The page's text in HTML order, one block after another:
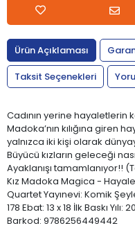
Ürün Açıklaması
Taksit Seçenekleri
Cadının yerine
Madoka’nın kılığına giren
yalnızca iki kişi olarak
Büyücü kızların geleceği
Ayaklanışı tamamlanıyor!!
Kız Madoka Magica -
Quartet Yayınevi: Komik
178 Ebat: 13 x 18 İlk Baskı Yılı:
Barkod: 9786256449442